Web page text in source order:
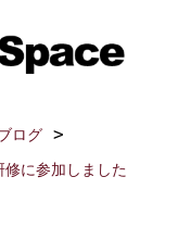
ログ
修に参加しました